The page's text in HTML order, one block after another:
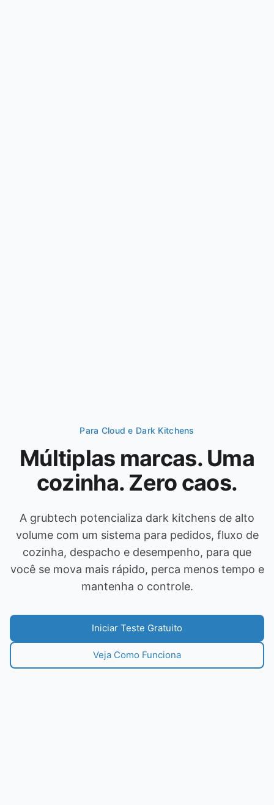
Para Cloud e Dark Kitchens
Múltiplas marcas. Uma
cozinha. Zero caos.
A grubtech potencializa dark kitchens de alto
volume com um sistema para pedidos, fluxo de
cozinha, despacho e desempenho, para que
você se mova mais rápido, perca menos tempo e
mantenha o controle.
Iniciar Teste Gratuito
Veja Como Funciona